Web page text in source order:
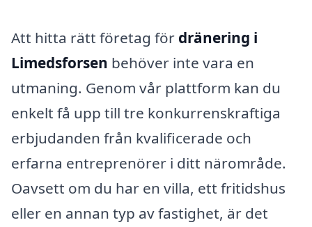
Att hitta rätt företag för dränering i
Limedsforsen behöver inte vara en
utmaning. Genom vår plattform kan du
enkelt få upp till tre konkurrenskraftiga
erbjudanden från kvalificerade och
erfarna entreprenörer i ditt närområde.
Oavsett om du har en villa, ett fritidshus
eller en annan typ av fastighet, är det